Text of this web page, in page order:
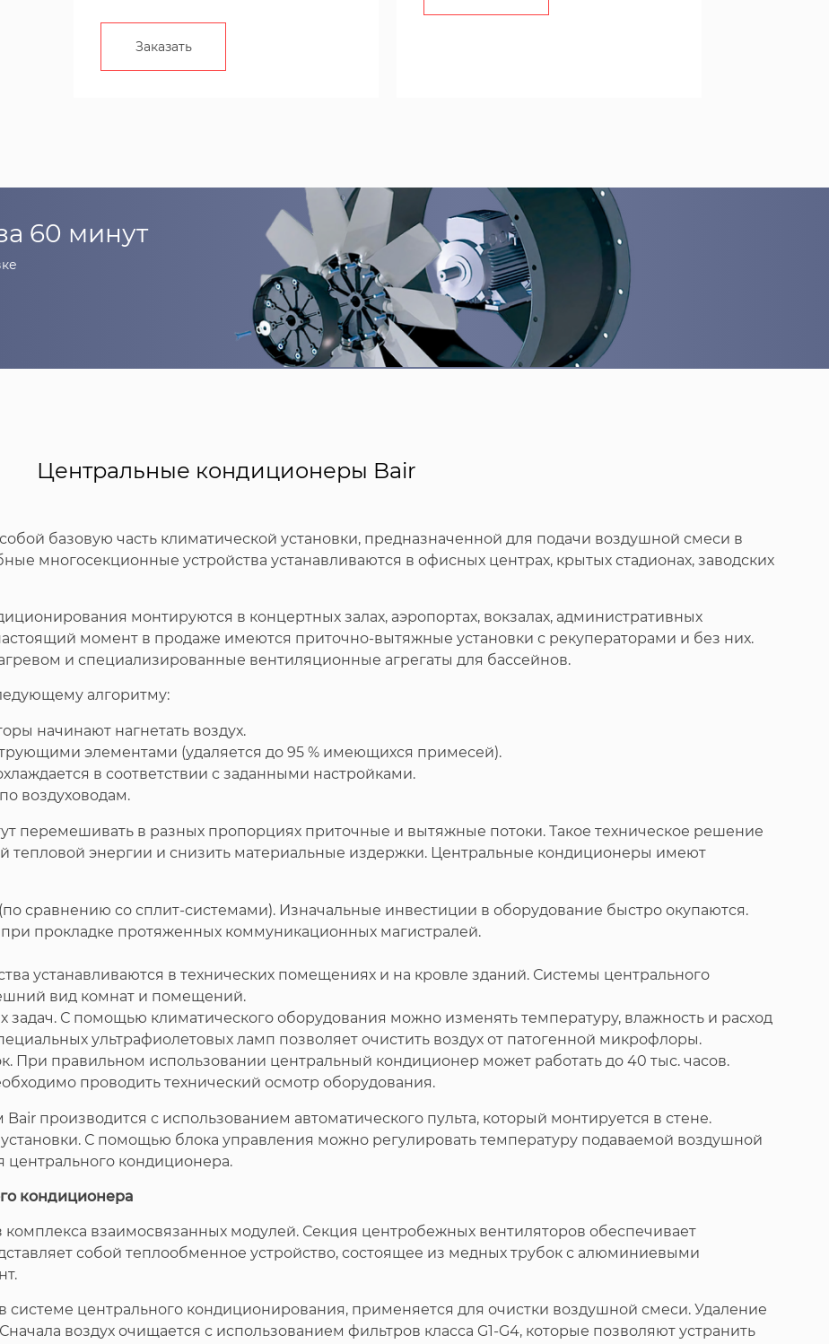
Заказать
60 минут
Центральные кондиционеры Bair
базовую часть климатической установки, предназначенной для подачи воздушной смеси в
многосекционные устройства устанавливаются в офисных центрах, крытых стадионах, заводских
монтируются в концертных залах, аэропортах, вокзалах, административных
момент в продаже имеются приточно-вытяжные установки с рекуператорами и без них.
и специализированные вентиляционные агрегаты для бассейнов.
алгоритму:
начинают нагнетать воздух.
элементами (удаляется до 95 % имеющихся примесей).
в соответствии с заданными настройками.
воздуховодам.
перемешивать в разных пропорциях приточные и вытяжные потоки. Такое техническое решение
тепловой энергии и снизить материальные издержки. Центральные кондиционеры имеют
сравнению со сплит-системами). Изначальные инвестиции в оборудование быстро окупаются.
прокладке протяженных коммуникационных магистралей.
устанавливаются в технических помещениях и на кровле зданий. Системы центрального
вид комнат и помещений.
С помощью климатического оборудования можно изменять температуру, влажность и расход
ультрафиолетовых ламп позволяет очистить воздух от патогенной микрофлоры.
При правильном использовании центральный кондиционер может работать до 40 тыс. часов.
проводить технический осмотр оборудования.
производится с использованием автоматического пульта, который монтируется в стене.
С помощью блока управления можно регулировать температуру подаваемой воздушной
кондиционера.
кондиционера
взаимосвязанных модулей. Секция центробежных вентиляторов обеспечивает
собой теплообменное устройство, состоящее из медных трубок с алюминиевыми
центрального кондиционирования, применяется для очистки воздушной смеси. Удаление
воздух очищается с использованием фильтров класса G1-G4, которые позволяют устранить